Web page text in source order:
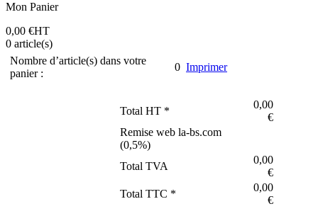
Mon Panier
0,00 €HT
0 article(s)
Nombre d’article(s) dans votre
panier :
0 Imprimer
Total HT *
0,00
€
Remise web la-bs.com
(0,5%)
Total TVA
0,00
€
Total TTC *
0,00
€